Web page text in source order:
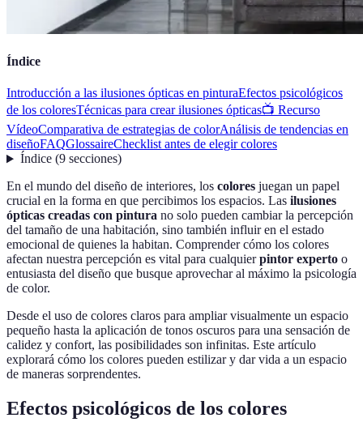
Índice
Introducción a las ilusiones ópticas en pinturaEfectos psicológicos
de los coloresTécnicas para crear ilusiones ópticas📺 Recurso
VídeoComparativa de estrategias de colorAnálisis de tendencias en
diseñoFAQGlossaireChecklist antes de elegir colores
Índice(9 secciones)
En el mundo del diseño de interiores, los colores juegan un papel
crucial en la forma en que percibimos los espacios. Las ilusiones
ópticas creadas con pintura no solo pueden cambiar la percepción
del tamaño de una habitación, sino también influir en el estado
emocional de quienes la habitan. Comprender cómo los colores
afectan nuestra percepción es vital para cualquierpintor experto o
entusiasta del diseño que busque aprovechar al máximo la psicología
de color.
Desde el uso de colores claros para ampliar visualmente un espacio
pequeño hasta la aplicación de tonos oscuros para una sensación de
calidez y confort, las posibilidades son infinitas. Este artículo
explorará cómo los colores pueden estilizar y dar vida a un espacio
de maneras sorprendentes.
Efectos psicológicos de los colores